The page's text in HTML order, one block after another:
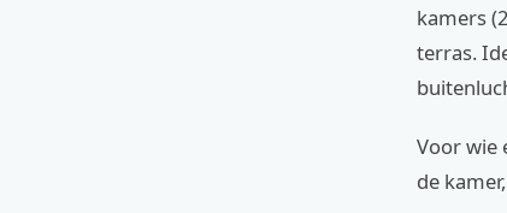
kamers
terras.
Voor wie
de